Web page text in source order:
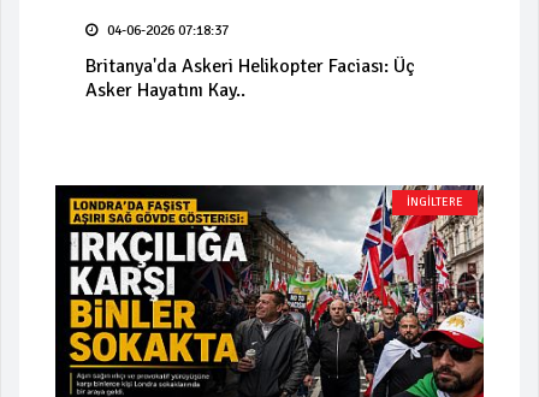
04-06-2026 07:18:37
Britanya'da Askeri Helikopter Faciası: Üç
Asker Hayatını Kay..
İNGİLTERE